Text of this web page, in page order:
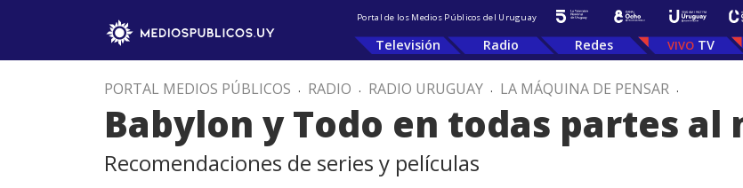
Portal de los Medios Públicos del Uruguay
Televisión Radio Redes TV
PORTAL MEDIOS PÚBLICOS . RADIO . RADIO URUGUAY . LA MÁQUINA DE PENSAR .
Babylon y Todo en todas partes
Recomendaciones de series y películas